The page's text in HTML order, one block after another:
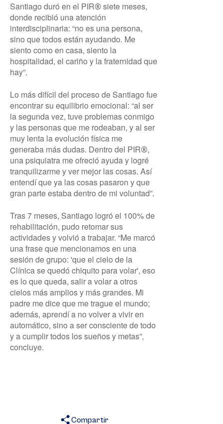
Santiago duró en el PIR®siete meses,
donde recibió una atención
interdisciplinaria: “no es una persona,
sino que todos están ayudando. Me
siento como en casa, siento la
hospitalidad, el cariño y la fraternidad que
hay”.
Lo más difícil del proceso de Santiago fue
encontrar su equilibrio emocional: “al ser
la segunda vez, tuve problemas conmigo
y las personas que me rodeaban, y al ser
muy lenta la evolución física me
generaba más dudas. Dentro del PIR®,
una psiquiatra me ofreció ayuda y logré
tranquilizarme y ver mejor las cosas. Así
entendí que ya las cosas pasaron y que
gran parte estaba dentro de mi voluntad”.
Tras 7 meses, Santiago logró el 100% de
rehabilitación, pudo retomar sus
actividades y volvió a trabajar. “Me marcó
una frase que mencionamos en una
sesión de grupo: 'que el cielo de la
Clínica se quedó chiquito para volar', eso
es lo que queda, salir a volar a otros
cielos más amplios y más grandes. Mi
padre me dice que me trague el mundo;
además, aprendí a no volver a vivir en
automático, sino a ser consciente de todo
y a cumplir todos los sueños y metas”,
concluye.
Compartir